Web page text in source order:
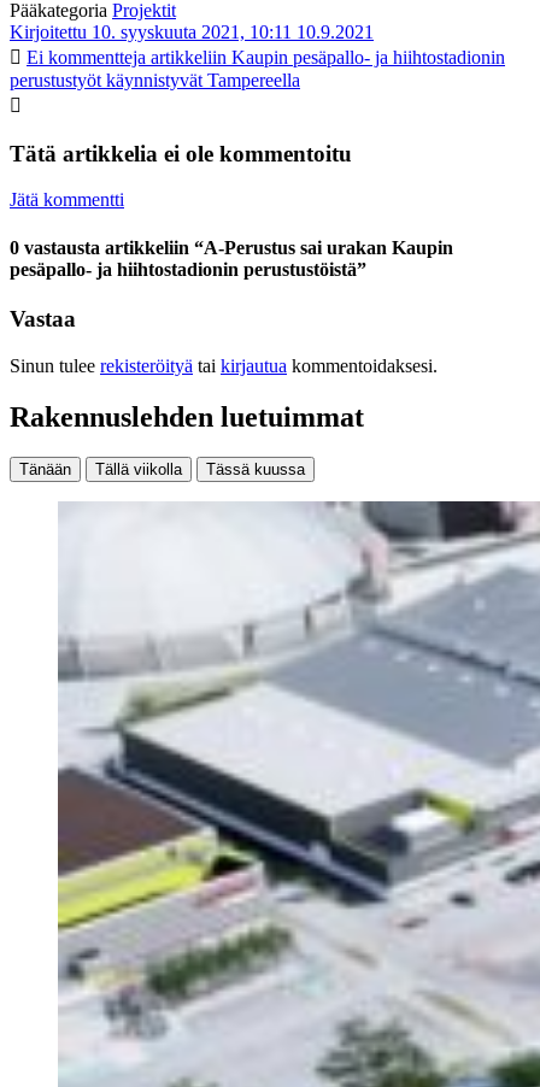
Pääkategoria Projektit
Kirjoitettu 10. syyskuuta 2021, 10:11 10.9.2021
Ei kommentteja artikkeliin Kaupin pesäpallo- ja hiihtostadionin
perustustyöt käynnistyvät Tampereella
Tätä artikkelia ei ole kommentoitu
Jätä kommentti
0 vastausta artikkeliin “A-Perustus sai urakan Kaupin
pesäpallo- ja hiihtostadionin perustustöistä”
Vastaa
Sinun tulee rekisteröityä tai kirjautua kommentoidaksesi.
Rakennuslehden luetuimmat
Tänään Tällä viikolla Tässä kuussa